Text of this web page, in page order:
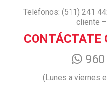
Teléfonos: (511) 241
cliente
CONTÁCTATE
(Lunes a viernes